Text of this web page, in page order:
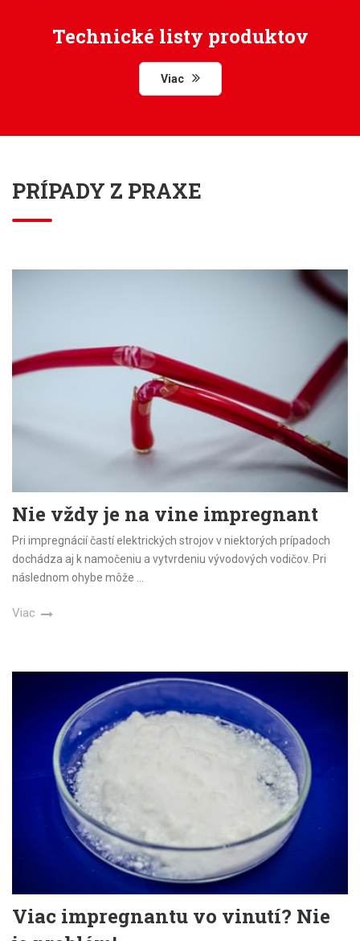
Technické listy produktov
Viac
PRÍPADY Z PRAXE
Nie vždy je na vine impregnant
Pri impregnácií častí elektrických strojov v niektorých prípadoch
dochádza aj k namočeniu a vytvrdeniu vývodových vodičov. Pri
následnom ohybe môže
Viac
Viac impregnantu vo vinutí? Nie